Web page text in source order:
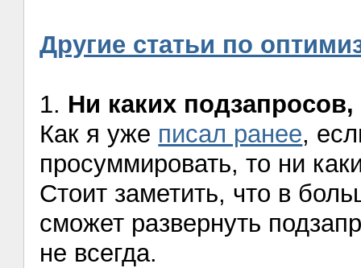
Другие статьи по
1. Ни каких подзапросов,
Как я уже писал ранее,
просуммировать, то ни
Стоит заметить, что в
сможет развернуть
не всегда.